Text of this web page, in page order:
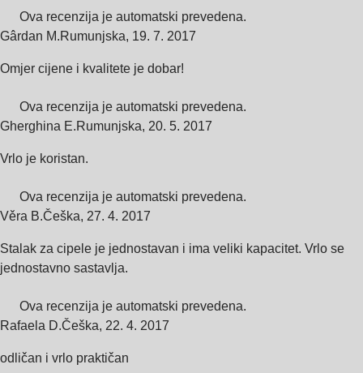
Ova recenzija je automatski prevedena.
Gârdan M.Rumunjska, 19. 7. 2017
Omjer cijene i kvalitete je dobar!
Ova recenzija je automatski prevedena.
Gherghina E.Rumunjska, 20. 5. 2017
Vrlo je koristan.
Ova recenzija je automatski prevedena.
Věra B.Češka, 27. 4. 2017
Stalak za cipele je jednostavan i ima veliki kapacitet. Vrlo se
jednostavno sastavlja.
Ova recenzija je automatski prevedena.
Rafaela D.Češka, 22. 4. 2017
odličan i vrlo praktičan